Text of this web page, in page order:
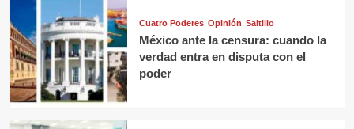
Cuatro Poderes Opinión Saltillo
México ante la censura: cuando la
verdad entra en disputa con el
poder